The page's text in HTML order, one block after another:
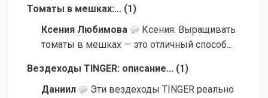
Томаты в мешках:... (1)
Ксения Любимова
Ксения: Выращивать
томаты в мешках — это отличный способ...
Вездеходы TINGER: описание... (1)
Даниил
Эти вездеходы TINGER реально